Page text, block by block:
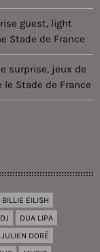
guest, light
Stade de France
surprise, jeux de
le Stade de France
BILLIE EILISH
DJ
DUA LIPA
JULIEN DORÉ